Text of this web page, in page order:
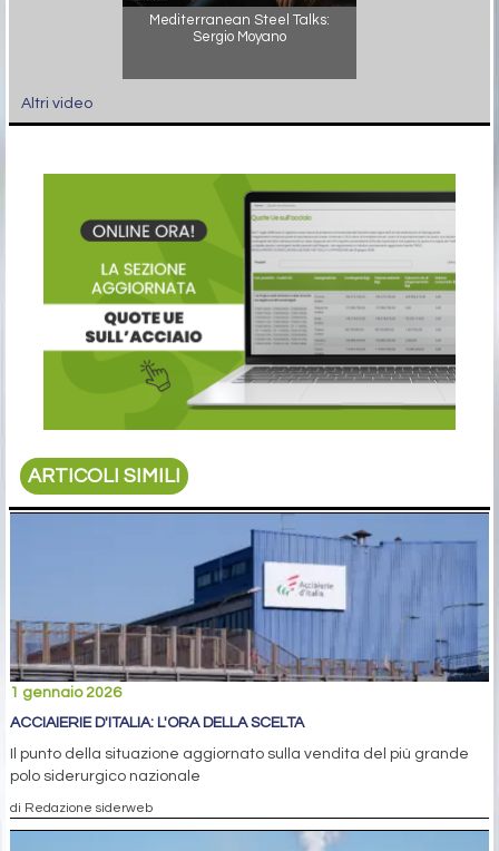
Mediterranean Steel Talks:
Sergio Moyano
Altri video
ARTICOLI SIMILI
1 gennaio 2026
ACCIAIERIE D'ITALIA: L'ORA DELLA SCELTA
Il punto della situazione aggiornato sulla vendita del più grande
polo siderurgico nazionale
di Redazione siderweb